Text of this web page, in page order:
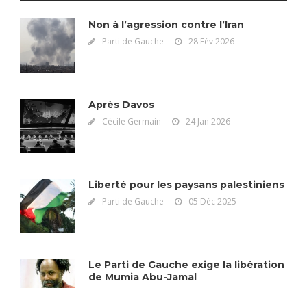
Non à l’agression contre l’Iran
Parti de Gauche 28 Fév 2026
Après Davos
Cécile Germain 24 Jan 2026
Liberté pour les paysans palestiniens
Parti de Gauche 05 Déc 2025
Le Parti de Gauche exige la libération
de Mumia Abu-Jamal